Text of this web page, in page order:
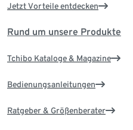
Jetzt Vorteile entdecken
Rund um unsere Produkte
Tchibo Kataloge & Magazine
Bedienungsanleitungen
Ratgeber & Größenberater